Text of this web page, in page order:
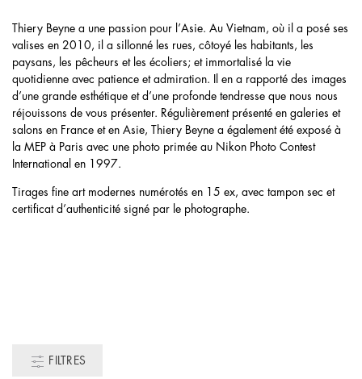
Thiery Beyne a une passion pour l’Asie. Au Vietnam, où il a posé ses
valises en 2010, il a sillonné les rues, côtoyé les habitants, les
paysans, les pêcheurs et les écoliers; et immortalisé la vie
quotidienne avec patience et admiration. Il en a rapporté des images
d’une grande esthétique et d’une profonde tendresse que nous nous
réjouissons de vous présenter. Régulièrement présenté en galeries et
salons en France et en Asie, Thiery Beyne a également été exposé à
la MEP à Paris avec une photo primée au Nikon Photo Contest
International en 1997.
Tirages fine art modernes numérotés en 15 ex, avec tampon sec et
certificat d’authenticité signé par le photographe.
FILTRES